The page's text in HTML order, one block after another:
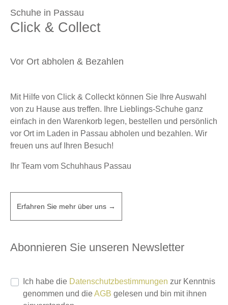
Schuhe in Passau
Click & Collect
Vor Ort abholen & Bezahlen
Mit Hilfe von Click & Colleckt können Sie Ihre Auswahl
von zu Hause aus treffen. Ihre Lieblings-Schuhe ganz
einfach in den Warenkorb legen, bestellen und persönlich
vor Ort im Laden in Passau abholen und bezahlen. Wir
freuen uns auf Ihren Besuch!
Ihr Team vom Schuhhaus Passau
Erfahren Sie mehr über uns →
Abonnieren Sie unseren Newsletter
Ich habe die Datenschutzbestimmungen zur Kenntnis
genommen und dieAGB gelesen und bin mit ihnen